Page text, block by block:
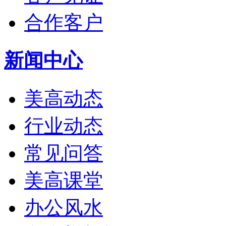
合作客户
新闻中心
美高动态
行业动态
常见问答
美高课堂
办公风水